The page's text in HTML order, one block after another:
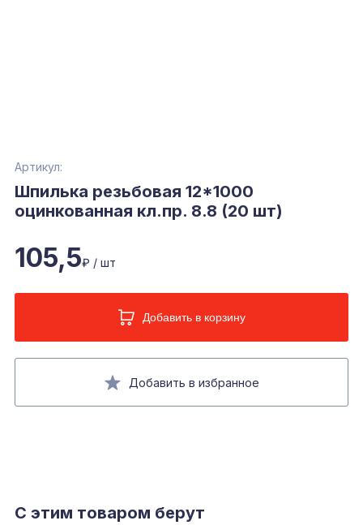
Артикул:
Шпилька резьбовая 12*1000
оцинкованная кл.пр. 8.8 (20 шт)
105,5₽ / шт
Добавить в корзину
Добавить в избранное
С этим товаром берут